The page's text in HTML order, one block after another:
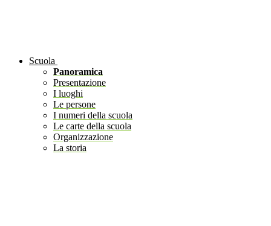
Scuola
Panoramica
Presentazione
I luoghi
Le persone
I numeri della scuola
Le carte della scuola
Organizzazione
La storia